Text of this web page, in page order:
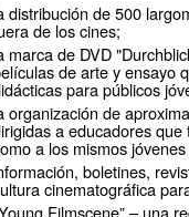
distribución de 500
de los cines;
marca de DVD
de arte y ensayo
para públicos
organización de
a educadores
a los mismos
boletines,
cinematográfica
Filmscene” – una